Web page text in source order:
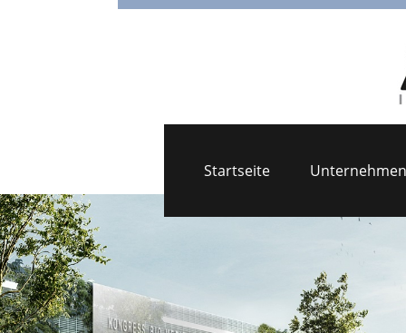
Startseite Unternehmen